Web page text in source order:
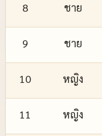
8 ชาย
9 ชาย
10 หญิง
11 หญิง